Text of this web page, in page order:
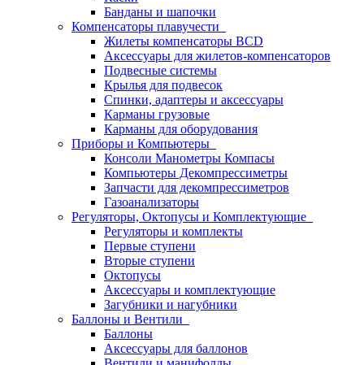
Банданы и шапочки
Компенсаторы плавучести
Жилеты компенсаторы BCD
Аксессуары для жилетов-компенсаторов
Подвесные системы
Крылья для подвесок
Спинки, адаптеры и аксессуары
Карманы грузовые
Карманы для оборудования
Приборы и Компьютеры
Консоли Манометры Компасы
Компьютеры Декомпрессиметры
Запчасти для декомпрессиметров
Газоанализаторы
Регуляторы, Октопусы и Комплектующие
Регуляторы и комплекты
Первые ступени
Вторые ступени
Октопусы
Аксессуары и комплектующие
Загубники и нагубники
Баллоны и Вентили
Баллоны
Аксессуары для баллонов